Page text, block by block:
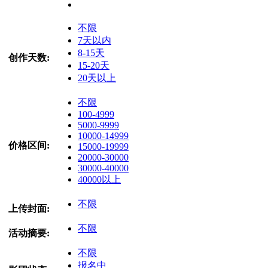
创作天数:
不限
7天以内
8-15天
15-20天
20天以上
价格区间:
不限
100-4999
5000-9999
10000-14999
15000-19999
20000-30000
30000-40000
40000以上
上传封面: 不限
活动摘要: 不限
不限
报名中